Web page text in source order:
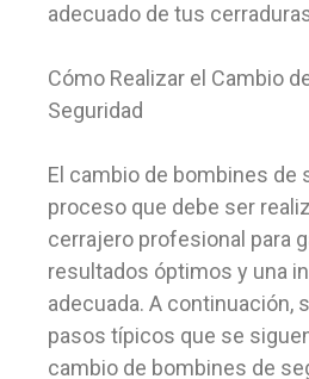
adecuado de tus
Cómo Realizar el Cambio
Seguridad
El cambio de bombines de
proceso que debe ser
cerrajero profesional para
resultados óptimos y una
adecuada. A continuación,
pasos típicos que se
cambio de bombines de